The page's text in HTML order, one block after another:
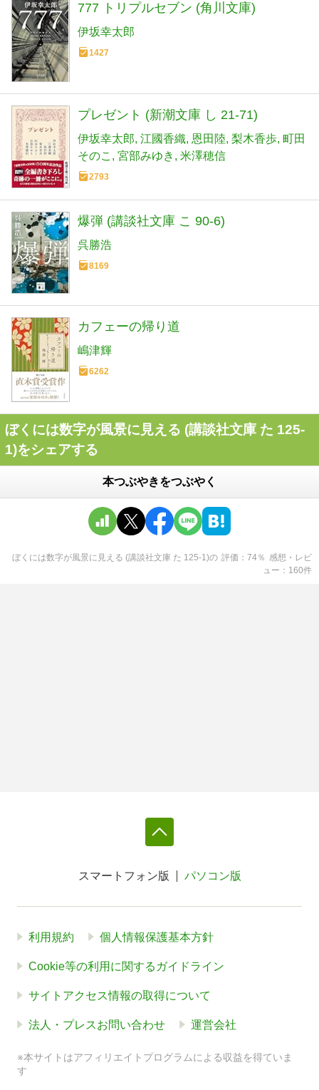
777 トリプルセブン (角川文庫)
伊坂幸太郎
1427
プレゼント (新潮文庫 し 21-71)
伊坂幸太郎 江國香織 恩田陸 梨木香歩 町田
そのこ
宮部みゆき 米澤穂信
2793
爆弾 (講談社文庫 こ 90-6)
呉勝浩
8169
カフェーの帰り道
嶋津輝
6262
ぼくには数字が風景に見える (講談社文庫 た 125-
1)をシェアする
本つぶやきをつぶやく
ぼくには数字が風景に見える (講談社文庫 た 125-1)の 評価 74％ 感想・レビ
ュー
160件
スマートフォン版 パソコン版
利用規約 個人情報保護基本方針
Cookie等の利用に関するガイドライン
サイトアクセス情報の取得について
法人・プレスお問い合わせ 運営会社
※本サイトはアフィリエイトプログラムによる収益を得ていま
す